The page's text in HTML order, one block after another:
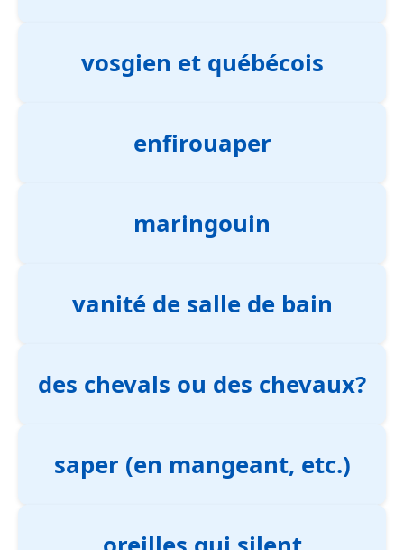
vosgien et québécois
enfirouaper
maringouin
vanité de salle de bain
des chevals ou des chevaux?
saper (en mangeant, etc.)